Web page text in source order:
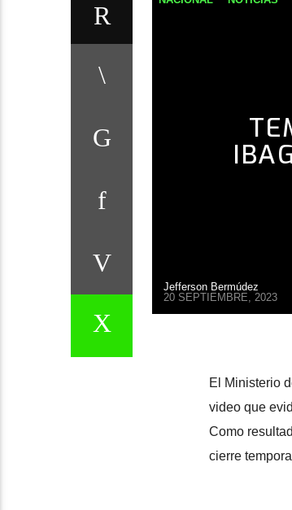
Jefferson Bermúdez
20 SEPTIEMBRE, 2023
El Ministerio
video que
Como
cierre